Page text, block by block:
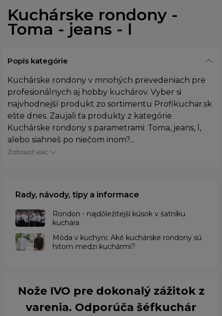
Kuchárske rondony -
Toma - jeans - l
Popis kategórie
Kuchárske rondony v mnohých prevedeniach pre
profesionálnych aj hobby kuchárov. Vyber si
najvhodnejší produkt zo sortimentu Profikuchar.sk
ešte dnes. Zaujali ťa produkty z kategórie
Kuchárske rondony s parametrami: Toma, jeans, l,
alebo siahneš po niečom inom?...
Zobraziť viac
Rady, návody, tipy a informace
Rondon - najdôležitejší kúsok v šatníku
kuchára
​Móda v kuchyni: Aké kuchárske rondony sú
hitom medzi kuchármi?
Nože IVO pre dokonalý zážitok z
varenia. Odporúča šéfkuchár